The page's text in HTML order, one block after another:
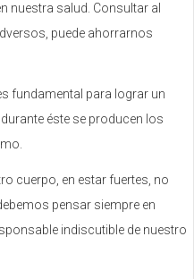
nuestra salud. Consultar al
puede ahorrarnos
fundamental para lograr un
éste se producen los
cuerpo, en estar fuertes, no
pensar siempre en
indiscutible de nuestro